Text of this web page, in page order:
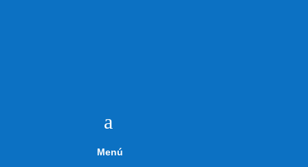
a
Menú